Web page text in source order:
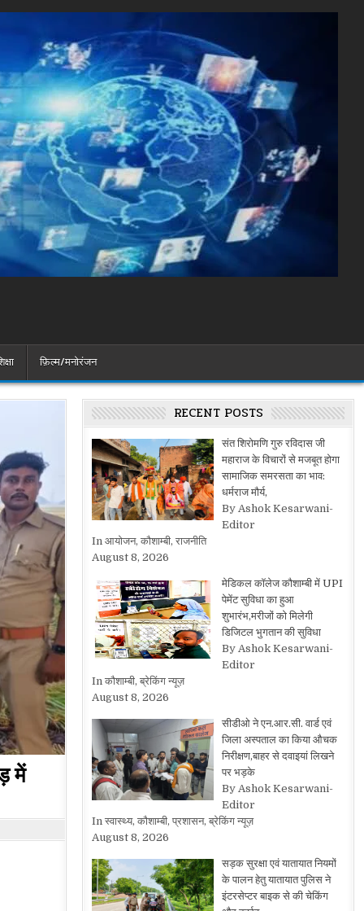
फ़िल्म/मनोरंजन
में
RECENT POSTS
संत शिरोमणि गुरु रविदास जी
महाराज के विचारों से मजबूत होगा
सामाजिक समरसता का भाव:
धर्मराज मौर्य,
By Ashok Kesarwani-
Editor
In आयोजन, कौशाम्बी, राजनीति
August 8, 2026
मेडिकल कॉलेज कौशाम्बी में UPI
पेमेंट सुविधा का हुआ
शुभारंभ,मरीजों को मिलेगी
डिजिटल भुगतान की सुविधा
By Ashok Kesarwani-
Editor
In कौशाम्बी, ब्रेकिंग न्यूज़
August 8, 2026
सीडीओ ने एन.आर.सी. वार्ड एवं
जिला अस्पताल का किया औचक
निरीक्षण,बाहर से दवाइयां लिखने
पर भड़के
By Ashok Kesarwani-
Editor
In स्वास्थ्य, कौशाम्बी, प्रशासन, ब्रेकिंग न्यूज़
August 8, 2026
सड़क सुरक्षा एवं यातायात नियमों
के पालन हेतु यातायात पुलिस ने
इंटरसेप्टर बाइक से की चेकिंग